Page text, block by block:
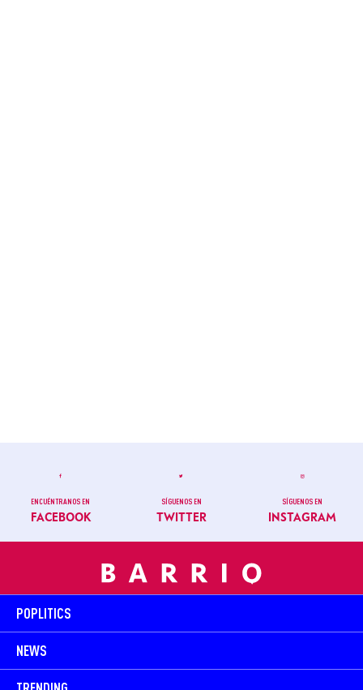
ENCUÉNTRANOS EN
FACEBOOK
SÍGUENOS EN
TWITTER
SÍGUENOS EN
INSTAGRAM
POPLITICS
NEWS